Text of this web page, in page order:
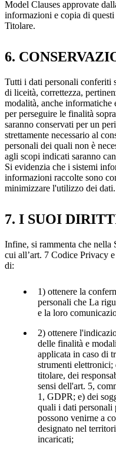
Model Clauses approvate
informazioni e copia di
Titolare.
6.
Tutti i dati personali conferiti
di liceità, correttezza,
modalità, anche informatiche
per perseguire le finalità
saranno conservati per un
strettamente necessario al
personali dei quali non è
agli scopi indicati saranno
Si evidenzia che i sistemi
informazioni raccolte sono
minimizzare l'utilizzo dei dati.
7. I SUOI
Infine, si rammenta che nella
cui all’art. 7 Codice Privacy
di:
1) ottenere la
personali che La
e la loro
2) ottenere
delle finalità e
applicata in caso di
strumenti
titolare, dei
sensi dell'art. 5,
1, GDPR; e) dei
quali i dati personali
possono venirne a
designato nel
incaricati;